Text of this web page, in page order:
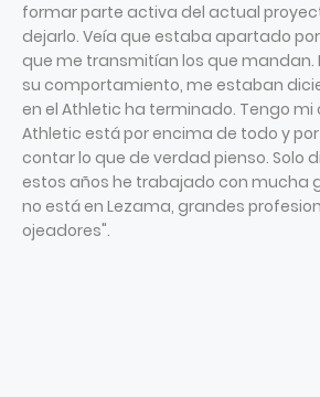
formar parte activa del actual
dejarlo. Veía que estaba apartado
que me transmitían los que mandan.
su comportamiento, me estaban
en el Athletic ha terminado. Tengo mi
Athletic está por encima de todo y
contar lo que de verdad pienso. Solo
estos años he trabajado con mucha
no está en Lezama, grandes
ojeadores".